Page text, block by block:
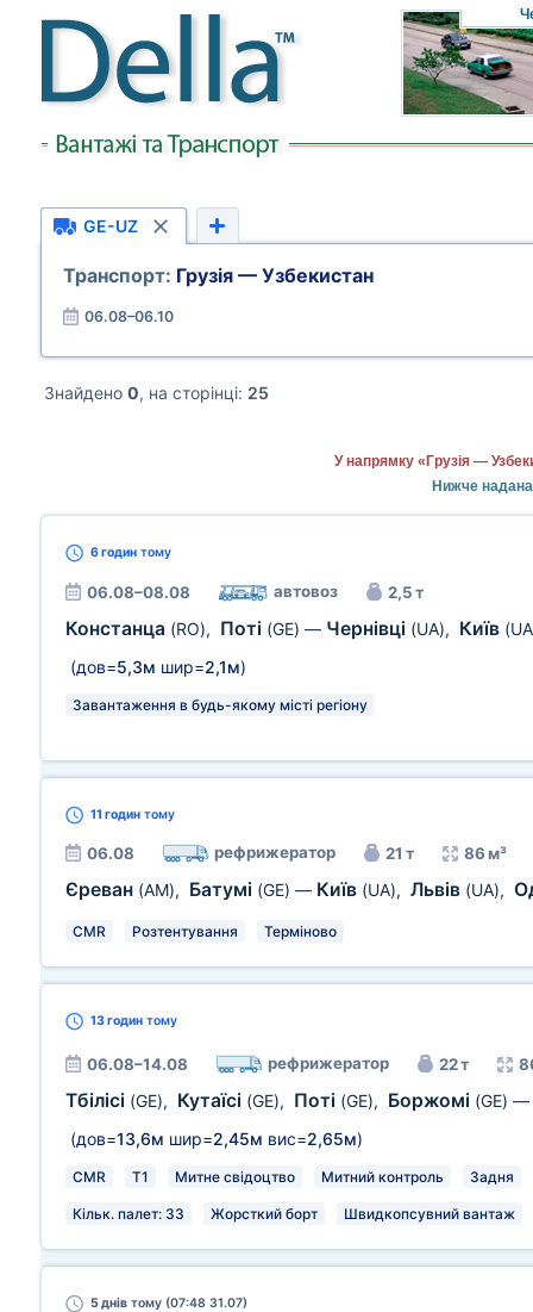
GE-UZ
Транспорт: Грузія — Узбекистан
06.08–06.10
Знайдено 0, на сторінці: 25
У напрямку «Грузія —
Нижче надана
6 годин тому
06.08–08.08 автовоз 2,5 т
Констанца (RO), Поті (GE) — Чернівці (UA), Київ
(дов=5,3м шир=2,1м)
Завантаження в будь-якому місті регіону
11 годин тому
06.08 рефрижератор 21 т 86 м³
Єреван (AM), Батумі (GE) — Київ (UA), Львів (UA),
CMR Розтентування Терміново
13 годин тому
06.08–14.08 рефрижератор 22 т
Тбілісі (GE), Кутаїсі (GE), Поті (GE), Боржомі (GE) —
(дов=13,6м шир=2,45м вис=2,65м)
CMR T1 Митне свідоцтво Митний контроль Задня
Кільк. палет: 33 Жорсткий борт Швидкопсувний вантаж
5 днів тому (07:48 31.07)